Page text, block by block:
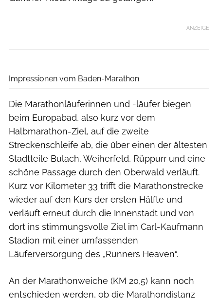
ANZEIGE
Impressionen vom Baden-Marathon
Die Marathonläuferinnen und -läufer biegen
beim Europabad, also kurz vor dem
Halbmarathon-Ziel, auf die zweite
Streckenschleife ab, die über einen der ältesten
Stadtteile Bulach, Weiherfeld, Rüppurr und eine
schöne Passage durch den Oberwald verläuft.
Kurz vor Kilometer 33 trifft die Marathonstrecke
wieder auf den Kurs der ersten Hälfte und
verläuft erneut durch die Innenstadt und von
dort ins stimmungsvolle Ziel im Carl-Kaufmann
Stadion mit einer umfassenden
Läuferversorgung des „Runners Heaven“.
An der Marathonweiche (KM 20,5) kann noch
entschieden werden, ob die Marathondistanz